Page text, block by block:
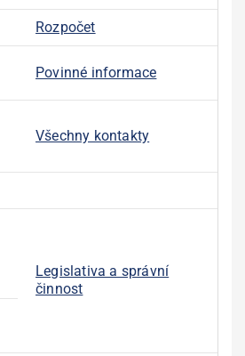
Rozpočet
Povinné informace
Všechny kontakty
Legislativa a správní
činnost